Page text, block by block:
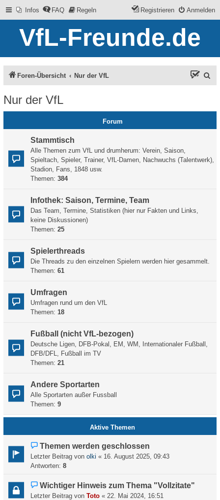
Infos FAQ Regeln Anmelden
Registrieren
VfL-Freunde.de
Foren-Übersicht Nur der VfL
Nur der VfL
Forum
Stammtisch
Alle Themen zum VfL und drumherum: Verein, Saison,
Spieltach, Spieler, Trainer, VfL-Damen, Nachwuchs (Talentwerk),
Stadion, Fans, 1848 usw.
Themen: 384
Infothek: Saison, Termine, Team
Das Team, Termine, Statistiken (hier nur Fakten und Links,
keine Diskussionen)
Themen: 25
Spielerthreads
Die Threads zu den einzelnen Spielern werden hier gesammelt.
Themen: 61
Umfragen
Umfragen rund um den VfL
Themen: 18
Fußball (nicht VfL-bezogen)
Deutsche Ligen, DFB-Pokal, EM, WM, Internationaler Fußball,
DFB/DFL, Fußball im TV
Themen: 21
Andere Sportarten
Alle Sportarten außer Fussball
Themen: 9
Aktive Themen
Themen werden geschlossen
Letzter Beitrag von olki « 16. August 2025, 09:43
Antworten: 8
Wichtiger Hinweis zum Thema "Vollzitate"
Letzter Beitrag von Toto « 22. Mai 2024, 16:51